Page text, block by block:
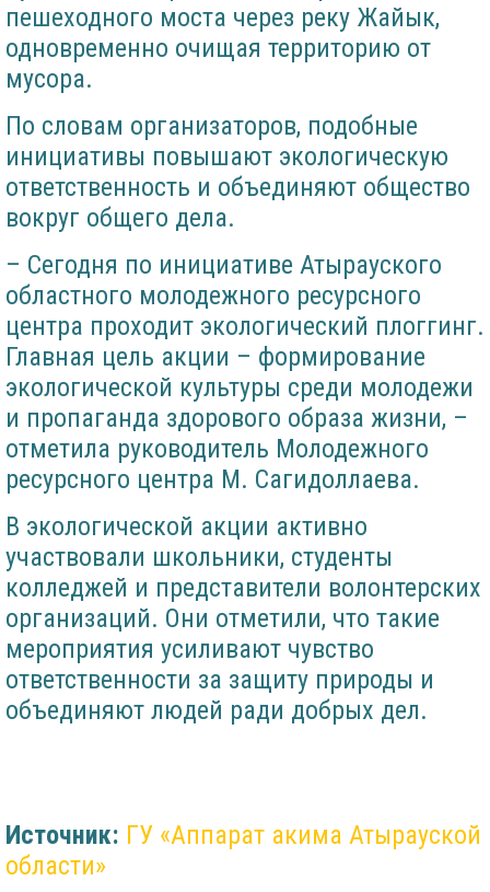
пешеходного моста через реку Жайык,
одновременно очищая территорию от
мусора.
По словам организаторов, подобные
инициативы повышают экологическую
ответственность и объединяют общество
вокруг общего дела.
– Сегодня по инициативе Атырауского
областного молодежного ресурсного
центра проходит экологический плоггинг.
Главная цель акции – формирование
экологической культуры среди молодежи
и пропаганда здорового образа жизни, –
отметила руководитель Молодежного
ресурсного центра М. Сагидоллаева.
В экологической акции активно
участвовали школьники, студенты
колледжей и представители волонтерских
организаций. Они отметили, что такие
мероприятия усиливают чувство
ответственности за защиту природы и
объединяют людей ради добрых дел.
Источник: ГУ «Аппарат акима Атырауской
области»